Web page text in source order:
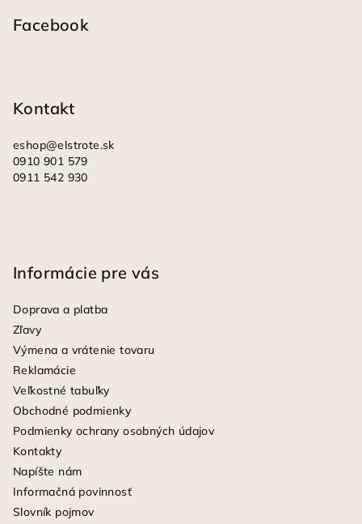
Facebook
Kontakt
eshop@elstrote.sk
0910 901 579
0911 542 930
Informácie pre vás
Doprava a platba
Zľavy
Výmena a vrátenie tovaru
Reklamácie
Veľkostné tabuľky
Obchodné podmienky
Podmienky ochrany osobných údajov
Kontakty
Napíšte nám
Informačná povinnosť
Slovník pojmov